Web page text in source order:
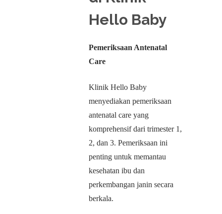
Hello Baby
Pemeriksaan Antenatal
Care
Klinik Hello Baby
menyediakan pemeriksaan
antenatal care yang
komprehensif dari trimester 1,
2, dan 3. Pemeriksaan ini
penting untuk memantau
kesehatan ibu dan
perkembangan janin secara
berkala.